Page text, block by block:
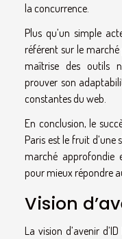
la concurrence.
Plus qu’un simple
référent sur le marché
maîtrise des outils
prouver son
constantes du web.
En conclusion, le
Paris est le fruit d’une
marché approfondie
pour mieux répondre
Vision
La vision d’avenir